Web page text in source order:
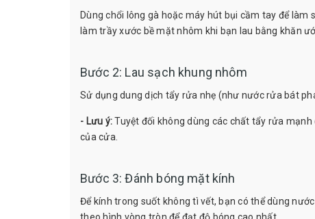
Dùng chổi lông gà hoặc máy hút bụi cầm tay để
làm trầy xước bề mặt nhôm khi bạn lau bằng khăn
Bước 2: Lau sạch khung nhôm
Sử dụng dung dịch tẩy rửa nhẹ (như nước rửa bát
- Lưu ý:Tuyệt đối không dùng các chất tẩy rửa
của cửa.
Bước 3: Đánh bóng mặt kính
Để kính trong suốt không tì vết, bạn có thể dùng